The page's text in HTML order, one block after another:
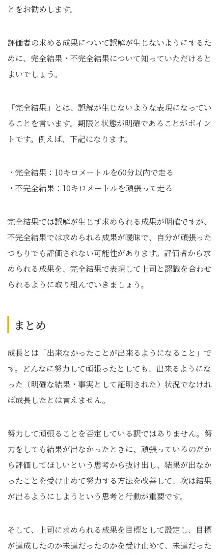
とをお勧めします。
評価者の求める成果について誤解が生じないようにするた
めに、完全結果・不完全結果について知っていただけると
よいでしょう。
「完全結果」とは、誤解が生じないような表現になってい
ることを言います。期限と状態が明確であることがポイン
トです。例えば、下記になります。
・完全結果：10キロメートルを60分以内で走る
・不完全結果：10キロメートルを頑張って走る
完全結果では誤解が生じず求められる成果が明確ですが、
不完全結果では求められる成果が曖昧で、自分が頑張った
つもりでも評価されない可能性があります。評価者から求
められる成果を、完全結果で表現して上司と認識を合わせ
られるように取り組んでいきましょう。
まとめ
成長とは「出来なかったことが出来るようになること」で
す。どんなに努力して頑張ったとしても、出来るようにな
った（明確な結果・事実として証明された）状況でなけれ
ば成長したとは言えません。
努力して頑張ることを否定している訳ではありません。努
力をしても結果が出なかったときに、頑張っているのだか
ら評価してほしいという思考から抜け出し、結果が出なか
ったことを受け止めて努力する方法を改善して、次は結果
が出るようにしようという思考と行動が重要です。
そして、上司に求められる成果を目標として設定し、目標
が達成したのか未達だったのかを受け止めて、未達だった